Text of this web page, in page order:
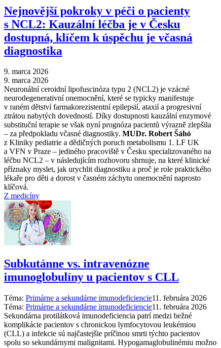
Nejnovější pokroky v péči o pacienty
s NCL2: Kauzální léčba je v Česku
dostupná, klíčem k úspěchu je včasná
diagnostika
9. marca 2026
9. marca 2026
Neuronální ceroidní lipofuscinóza typu 2 (NCL2) je vzácné
neurodegenerativní onemocnění, které se typicky manifestuje
v raném dětství farmakorezistentní epilepsií, ataxií a progresivní
ztrátou nabytých dovedností. Díky dostupnosti kauzální enzymové
substituční terapie se však nyní prognóza pacientů výrazně zlepšila
–⁠ za předpokladu včasné diagnostiky. MUDr. Robert Šáhó
z Kliniky pediatrie a dědičných poruch metabolismu 1. LF UK
a VFN v Praze –⁠ jediného pracoviště v Česku specializovaného na
léčbu NCL2 –⁠ v následujícím rozhovoru shrnuje, na které klinické
příznaky myslet, jak urychlit diagnostiku a proč je role praktického
lékaře pro děti a dorost v časném záchytu onemocnění naprosto
klíčová.
Z medicíny
Subkutánne vs. intravenózne
imunoglobulíny u pacientov s CLL
Téma: Primárne a sekundárne imunodeficiencie11. februára 2026
Téma: Primárne a sekundárne imunodeficiencie11. februára 2026
Sekundárna protilátková imunodeficiencia patrí medzi bežné
komplikácie pacientov s chronickou lymfocytovou leukémiou
(CLL) a infekcie sú najčastejšie príčinou smrti týchto pacientov
spolu so sekundárnymi malignitami. Hypogamaglobulinémiu možno